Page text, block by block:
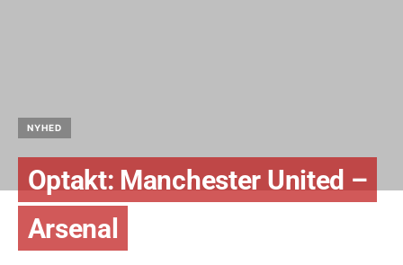
NYHED
Optakt: Manchester United –
Arsenal